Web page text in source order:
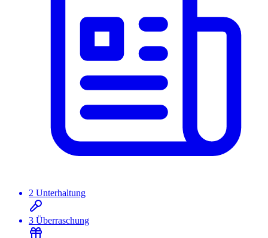
2 Unterhaltung
3 Überraschung